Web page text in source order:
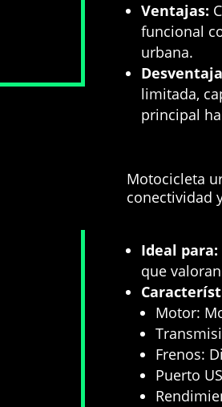
Ventajas:
funcional
urbana.
limitada,
principal
Motocicleta
conectividad
Ideal para:
que
Motor:
Frenos:
Puerto